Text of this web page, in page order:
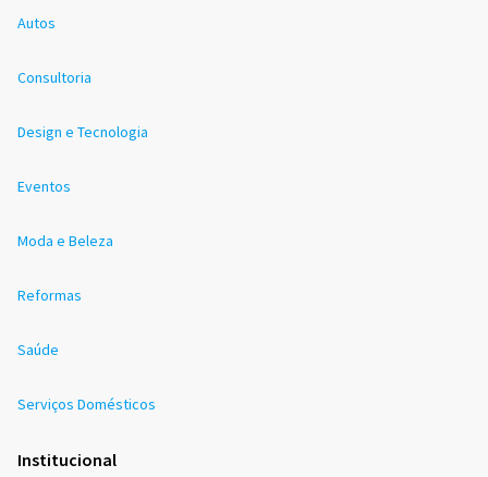
Autos
Consultoria
Design e Tecnologia
Eventos
Moda e Beleza
Reformas
Saúde
Serviços Domésticos
Institucional